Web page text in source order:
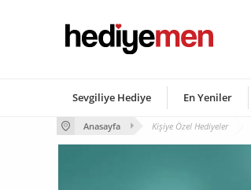
Sevgiliye Hediye En Yeniler
Anasayfa Kişiye Özel Hediyeler